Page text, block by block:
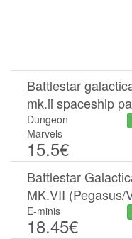
Battlestar
mk.ii spaceship
Dungeon
Marvels
15.5€
Battlestar
MK.VII (Pegasus/
E-minis
18.45€